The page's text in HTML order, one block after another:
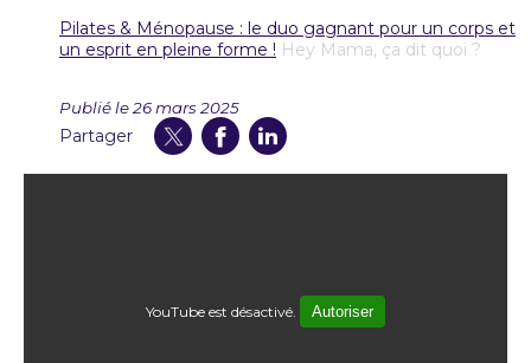
Pilates & Ménopause : le duo gagnant pour un corps et
un esprit en pleine forme ! Hey Mama, ça dit quoi ?
Publié le 26 mars 2025
Partager
YouTube est désactivé. Autoriser